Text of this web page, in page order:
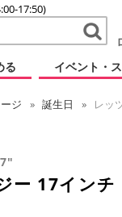
17:50)
る イベント・
ジ 誕生日 レッ
ー 17インチ